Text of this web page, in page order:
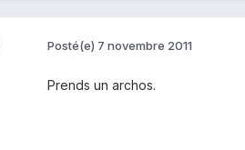
Posté(e) 7 novembre 2011
Prends un archos.